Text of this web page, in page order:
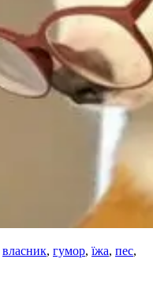
власник, гумор, їжа, пес,